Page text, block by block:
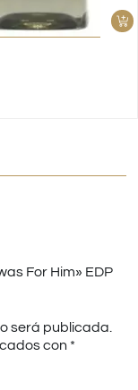
For Him» EDP
será publicada.
con *